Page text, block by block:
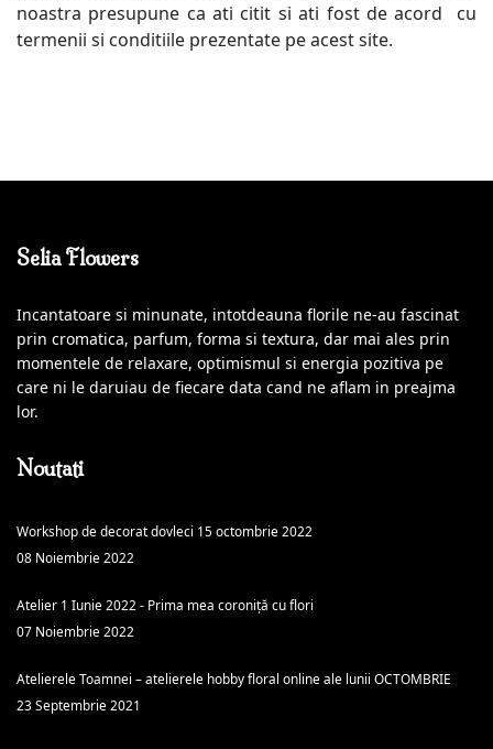
noastra presupune ca ati citit si ati fost de acord cu
termenii si conditiile prezentate pe acest site.
Selia Flowers
Incantatoare si minunate, intotdeauna florile ne-au fascinat
prin cromatica, parfum, forma si textura, dar mai ales prin
momentele de relaxare, optimismul si energia pozitiva pe
care ni le daruiau de fiecare data cand ne aflam in preajma
lor.
Noutati
Workshop de decorat dovleci 15 octombrie 2022
08 Noiembrie 2022
Atelier 1 Iunie 2022 - Prima mea coroniță cu flori
07 Noiembrie 2022
Atelierele Toamnei – atelierele hobby floral online ale lunii OCTOMBRIE
23 Septembrie 2021